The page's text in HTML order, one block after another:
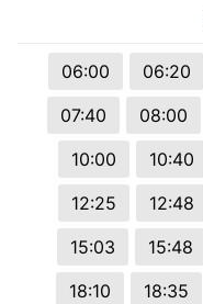
06:00 06:20
07:40
08:00
10:00
10:40
12:25
12:48
15:03
15:48
18:10
18:35